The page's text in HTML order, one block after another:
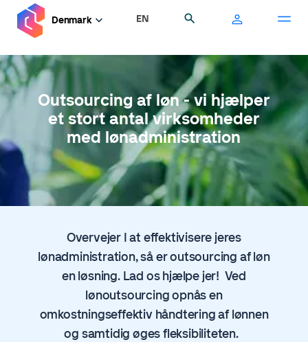
hovedindhold
Denmark EN
Outsourcing af løn - vi hjælper
et stort antal virksomheder
med lønadministration
Overvejer I at effektivisere jeres
lønadministration, så er outsourcing af løn
en løsning. Lad os hjælpe jer! Ved
lønoutsourcing opnås en
omkostningseffektiv håndtering af lønnen
og samtidig øges fleksibiliteten.